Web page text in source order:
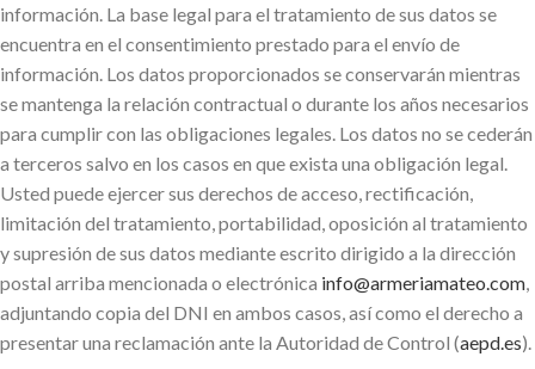
información. La base legal para el tratamiento de sus datos se
encuentra en el consentimiento prestado para el envío de
información. Los datos proporcionados se conservarán mientras
se mantenga la relación contractual o durante los años necesarios
para cumplir con las obligaciones legales. Los datos no se cederán
a terceros salvo en los casos en que exista una obligación legal.
Usted puede ejercer sus derechos de acceso, rectificación,
limitación del tratamiento, portabilidad, oposición al tratamiento
y supresión de sus datos mediante escrito dirigido a la dirección
postal arriba mencionada o electrónica info@armeriamateo.com
adjuntando copia del DNI en ambos casos, así como el derecho a
presentar una reclamación ante la Autoridad de Control (aepd.es).